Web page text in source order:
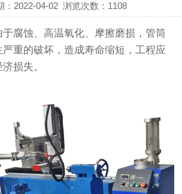
：2022-04-02 浏览次数： 1108
腐蚀、高温氧化、摩擦磨损，管筒
重的破坏，造成寿命缩短，工程应
损失。